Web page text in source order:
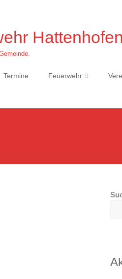
Termine Feuerwehr